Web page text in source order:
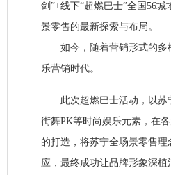
剑”+线下“超燃巴士”全国56
景零售的最新探索与布局。
如今，随着营销形式的多
乐营销时代。
此次超燃巴士活动，以苏
街舞PK等时尚娱乐元素，在
的打造，将苏宁全场景零售
应，最终成功让品牌形象深植